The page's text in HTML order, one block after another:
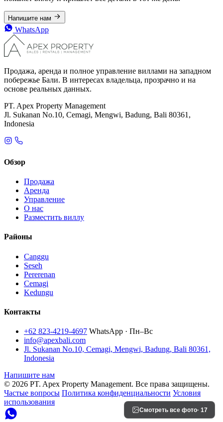
Смотреть все фото· 17
Напишите нам
WhatsApp
Продажа, аренда и полное управление виллами на западном
побережье Бали. В интересах владельца, прозрачно и на
основе реальных данных.
PT. Apex Property Management
Jl. Sukanan No.10, Cemagi, Mengwi, Badung, Bali 80361,
Indonesia
Обзор
Продажа
Аренда
Управление
О нас
Разместить виллу
Районы
Canggu
Seseh
Pererenan
Cemagi
Kedungu
Контакты
+62 823-4219-4697 WhatsApp · Пн–Вс
info@apexbali.com
Jl. Sukanan No.10, Cemagi, Mengwi, Badung, Bali 80361,
Indonesia
Напишите нам
© 2026 PT. Apex Property Management. Все права защищены.
Частые вопросы Политика конфиденциальности Условия
использования